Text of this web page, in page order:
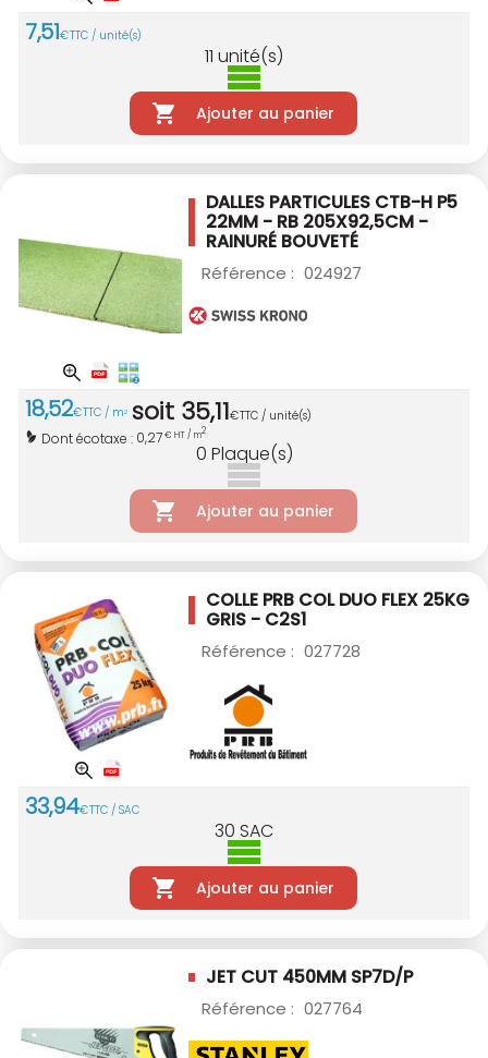
7,51€TTC / unité(s)
11 unité(s)
Ajouter au panier
DALLES PARTICULES CTB-H P5
22MM - RB 205X92,5CM -
RAINURÉ BOUVETÉ
Référence : 024927
18,52€TTC / m2 soit 35,11€TTC / unité(s)
Dont écotaxe : 0,27€ HT / m2
0 Plaque(s)
Ajouter au panier
COLLE PRB COL DUO FLEX 25KG
GRIS - C2S1
Référence : 027728
33,94€TTC / SAC
30 SAC
Ajouter au panier
JET CUT 450MM SP7D/P
Référence : 027764